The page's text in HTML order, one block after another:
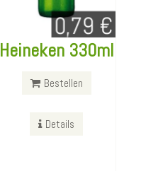
Heineken 330ml
Bestellen
Details
Rothaus
Tannenzapfle
Bestellen